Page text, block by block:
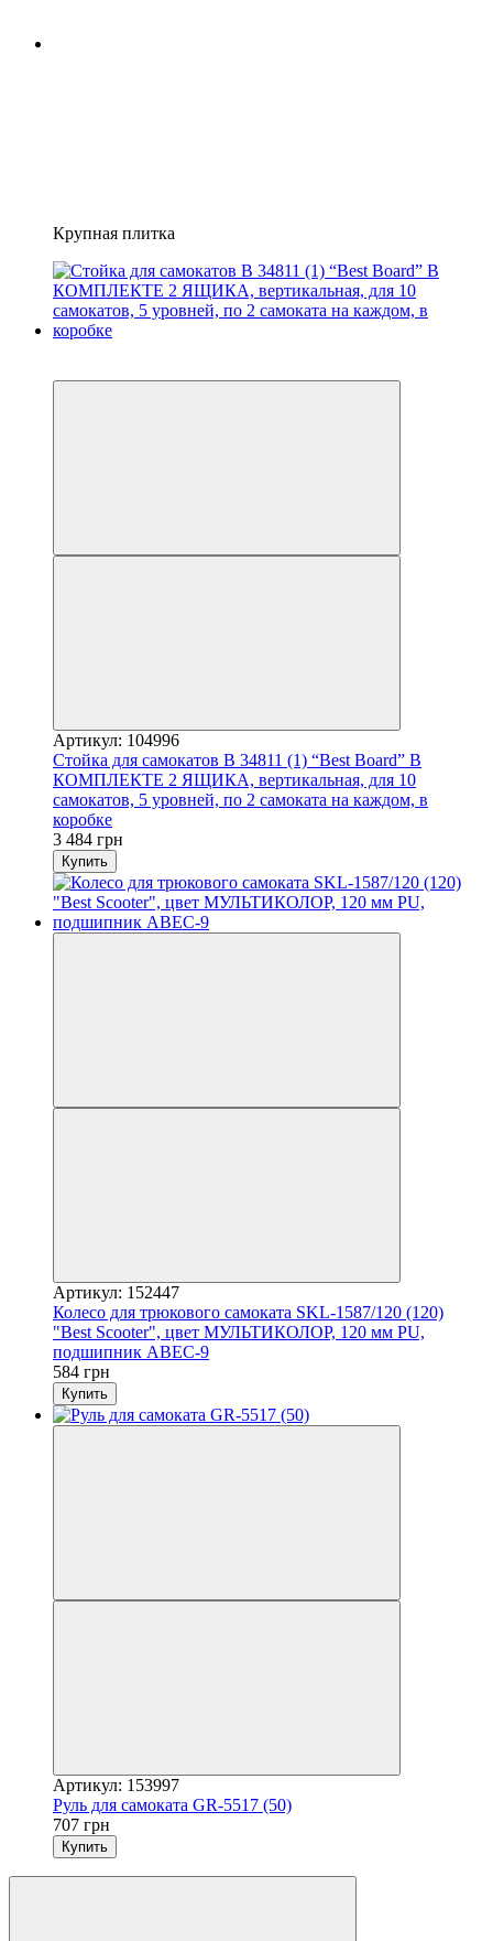
Крупная плитка
Артикул: 104996
Стойка для самокатов B 34811 (1) “Best Board” В
КОМПЛЕКТЕ 2 ЯЩИКА, вертикальная, для 10
самокатов, 5 уровней, по 2 самоката на каждом, в
коробке
3 484 грн
Купить
Артикул: 152447
Колесо для трюкового самоката SKL-1587/120 (120)
"Best Scooter", цвет МУЛЬТИКОЛОР, 120 мм PU,
подшипник ABEC-9
584 грн
Купить
Артикул: 153997
Руль для самоката GR-5517 (50)
707 грн
Купить